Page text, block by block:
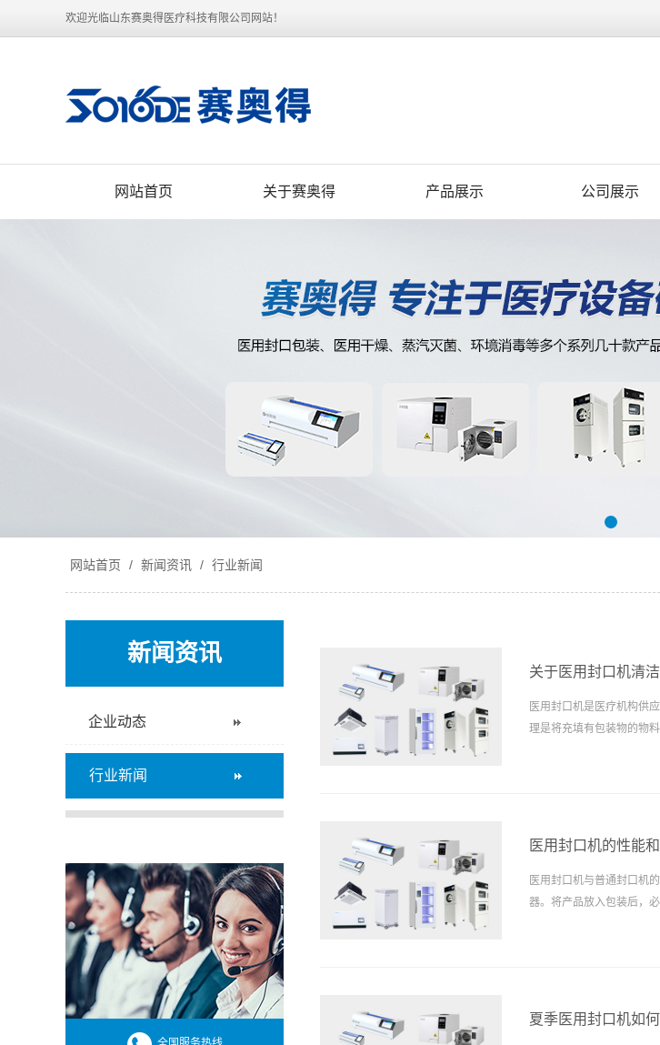
欢迎光临山东赛奥得医疗科技有限公司网站！
网站首页 关于赛奥得 产品展示 公司展示
网站首页 / 新闻资讯 / 行业新闻
新闻资讯
企业动态
行业新闻
关于医用封口机清
医用封口机是医疗机构供
理是将充填有包装物的物
医用封口机的性能
医用封口机与普通封口机的区别 医用封口机是将装有包装的无
器。将产品放入包装后，
夏季医用封口机如